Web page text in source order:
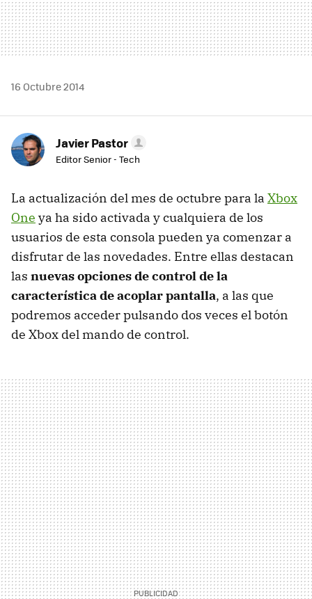
16 Octubre 2014
Javier Pastor
Editor Senior - Tech
La actualización del mes de octubre para la Xbox
One ya ha sido activada y cualquiera de los
usuarios de esta consola pueden ya comenzar a
disfrutar de las novedades. Entre ellas destacan
las nuevas opciones de control de la
característica de acoplar pantalla, a las que
podremos acceder pulsando dos veces el botón
de Xbox del mando de control.